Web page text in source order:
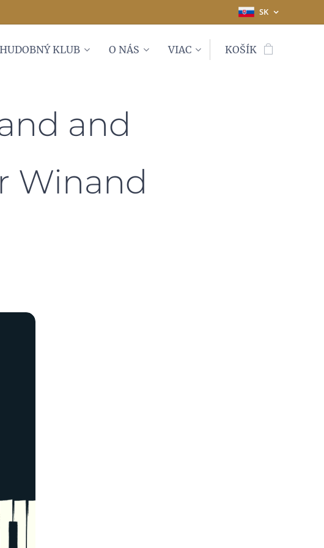
SK
HUDOBNÝ KLUB O NÁS VIAC KOŠÍK
and
Winand